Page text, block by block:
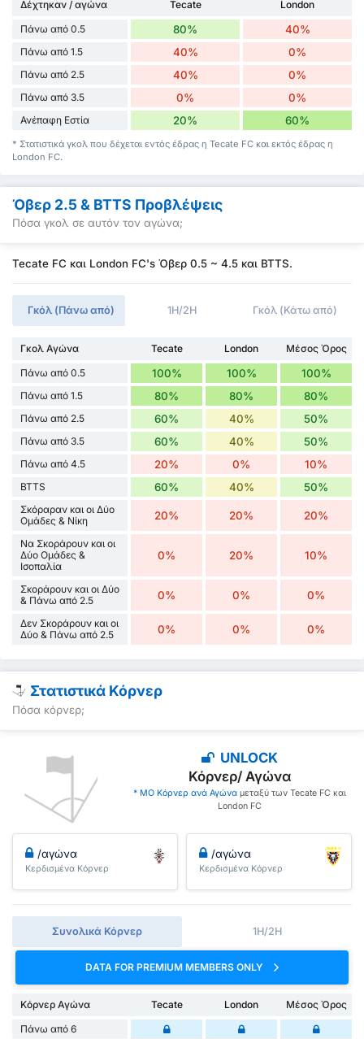
Δέχτηκαν / αγώνα Tecate
London
Πάνω από 0.5
80% 40%
Πάνω από 1.5 40% 0%
Πάνω από 2.5 40% 0%
Πάνω από 3.5 0% 0%
Ανέπαφη Εστία 20% 60%
* Στατιστικά γκολ που δέχεται εντός έδρας η Tecate FC και εκτός έδρας η
London FC.
Όβερ 2.5 & BTTS Προβλέψεις
Πόσα γκολ σε αυτόν τον αγώνα;
Tecate FC και London FC's Όβερ 0.5 ~ 4.5 και BTTS.
Γκόλ (Πάνω από) 1H/2H Γκόλ (Κάτω από)
Γκολ Αγώνα Tecate London
Μέσος Όρος
Πάνω από 0.5
100% 100% 100%
Πάνω από 1.5 80% 80% 80%
Πάνω από 2.5 60% 40% 50%
Πάνω από 3.5 60% 40% 50%
Πάνω από 4.5 20% 0% 10%
BTTS 60% 40% 50%
Σκόραραν και οι Δύο
Ομάδες & Νίκη
20% 20% 20%
Να Σκοράρουν και οι
Δύο Ομάδες &
Ισοπαλία
0% 20% 10%
Σκοράρουν και οι Δύο
& Πάνω από 2.5
0% 0% 0%
Δεν Σκοράρουν και οι
Δύο & Πάνω από 2.5
0% 0% 0%
Στατιστικά Κόρνερ
Πόσα κόρνερ;
UNLOCK
Κόρνερ/ Αγώνα
* ΜΟ Κόρνερ ανά Αγώναμεταξύ των Tecate FC και
London FC
/αγώνα
Κερδισμένα Κόρνερ
/αγώνα
Κερδισμένα Κόρνερ
Συνολικά Κόρνερ 1H/2H
DATA FOR PREMIUM MEMBERS ONLY
Κόρνερ Αγώνα Tecate London
Μέσος Όρος
Πάνω από 6